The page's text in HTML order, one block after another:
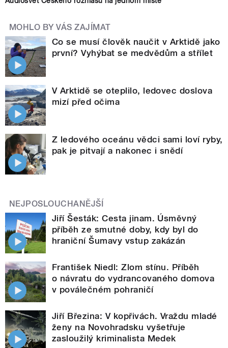
MOHLO BY VÁS ZAJÍMAT
Co se musí člověk naučit v Arktidě jako
první? Vyhýbat se medvědům a střílet
V Arktidě se oteplilo, ledovec doslova
mizí před očima
Z ledového oceánu vědci sami loví ryby,
pak je pitvají a nakonec i snědí
NEJPOSLOUCHANĚJŠÍ
Jiří Šesták: Cesta jinam. Úsměvný
příběh ze smutné doby, kdy byl do
hraniční Šumavy vstup zakázán
František Niedl: Zlom stínu. Příběh
o návratu do vydrancovaného domova
v poválečném pohraničí
Jiří Březina: V kopřivách. Vraždu mladé
ženy na Novohradsku vyšetřuje
zasloužilý kriminalista Medek